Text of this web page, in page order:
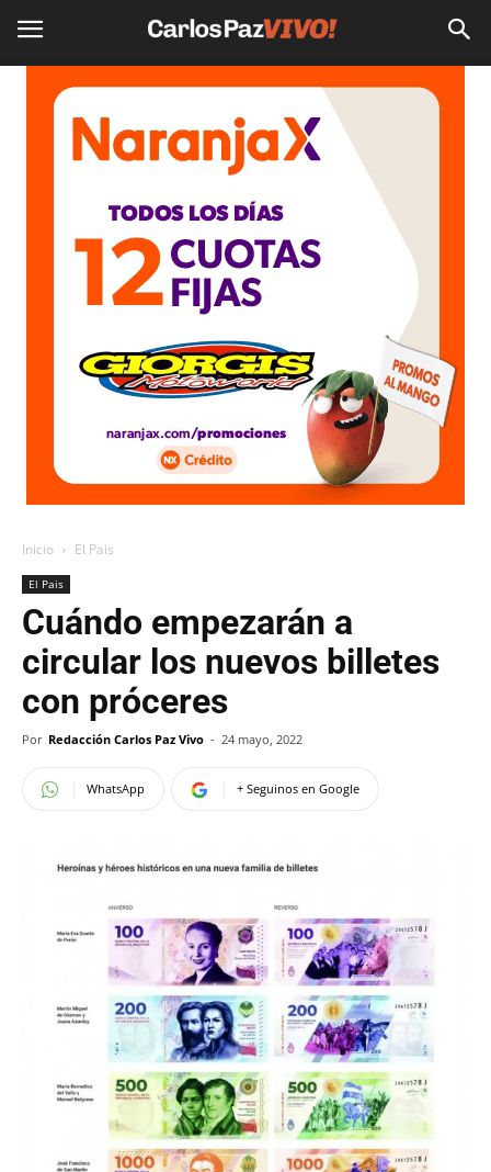
Inicio El Pais
El Pais
Cuándo empezarán a
circular los nuevos billetes
con próceres
Por Redacción Carlos Paz Vivo - 24 mayo, 2022
WhatsApp + Seguinos en Google